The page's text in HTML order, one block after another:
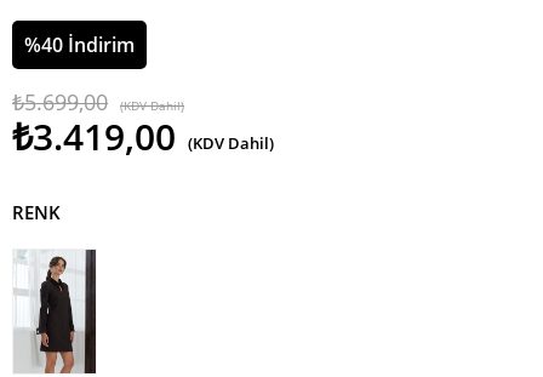
%40 İndirim
₺5.699,00 (KDV Dahil)
₺3.419,00 (KDV Dahil)
RENK